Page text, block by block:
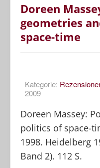
Doreen
geometries
space-time
Kategorie:
2009
Doreen Massey:
politics of space-
1998. Heidelberg
Band 2). 112 S.